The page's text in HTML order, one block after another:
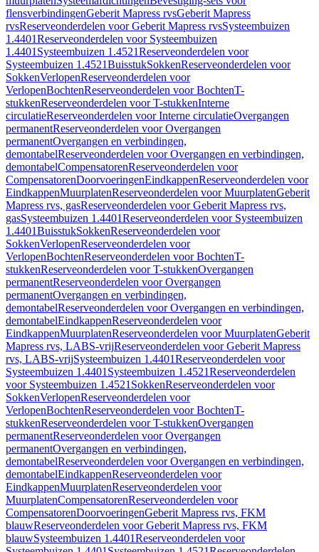
flensverbindingenGeberit Mapress rvsGeberit Mapress
rvsReserveonderdelen voor Geberit Mapress rvsSysteembuizen
1.4401Reserveonderdelen voor Systeembuizen
1.4401 Systeembuizen 1.4521Reserveonderdelen voor
Systeembuizen 1.4521BuisstukSokkenReserveonderdelen voor
SokkenVerlopenReserveonderdelen voor
VerlopenBochtenReserveonderdelen voor BochtenT-
stukkenReserveonderdelen voor T-stukkenInterne
circulatieReserveonderdelen voor Interne circulatieOvergangen
permanentReserveonderdelen voor Overgangen
permanentOvergangen en verbindingen,
demontabelReserveonderdelen voor Overgangen en verbindingen,
demontabelCompensatorenReserveonderdelen voor
CompensatorenDoorvoeringenEindkappenReserveonderdelen voor
EindkappenMuurplatenReserveonderdelen voor MuurplatenGeberit
Mapress rvs, gasReserveonderdelen voor Geberit Mapress rvs,
gasSysteembuizen 1.4401Reserveonderdelen voor Systeembuizen
1.4401BuisstukSokkenReserveonderdelen voor
SokkenVerlopenReserveonderdelen voor
VerlopenBochtenReserveonderdelen voor BochtenT-
stukkenReserveonderdelen voor T-stukkenOvergangen
permanentReserveonderdelen voor Overgangen
permanentOvergangen en verbindingen,
demontabelReserveonderdelen voor Overgangen en verbindingen,
demontabelEindkappenReserveonderdelen voor
EindkappenMuurplatenReserveonderdelen voor MuurplatenGeberit
Mapress rvs, LABS-vrijReserveonderdelen voor Geberit Mapress
rvs, LABS-vrijSysteembuizen 1.4401Reserveonderdelen voor
Systeembuizen 1.4401 Systeembuizen 1.4521Reserveonderdelen
voor Systeembuizen 1.4521 SokkenReserveonderdelen voor
SokkenVerlopenReserveonderdelen voor
VerlopenBochtenReserveonderdelen voor BochtenT-
stukkenReserveonderdelen voor T-stukkenOvergangen
permanentReserveonderdelen voor Overgangen
permanentOvergangen en verbindingen,
demontabelReserveonderdelen voor Overgangen en verbindingen,
demontabelEindkappenReserveonderdelen voor
EindkappenMuurplatenReserveonderdelen voor
MuurplatenCompensatorenReserveonderdelen voor
CompensatorenDoorvoeringenGeberit Mapress rvs, FKM
blauwReserveonderdelen voor Geberit Mapress rvs, FKM
blauwSysteembuizen 1.4401Reserveonderdelen voor